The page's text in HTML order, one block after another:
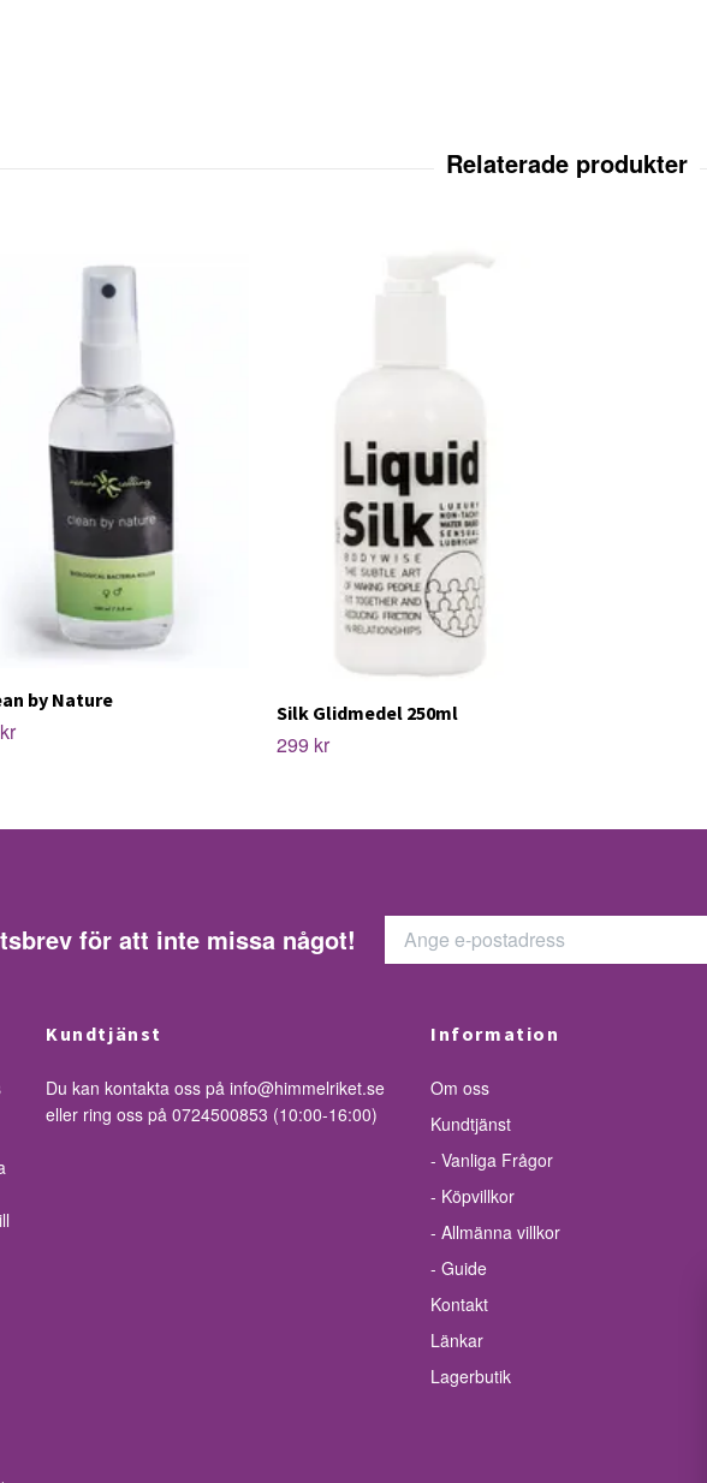
by Nature
Silk Glidmedel 250ml
299 kr
för att inte missa något!
Kundtjänst
Du kan kontakta oss på info@himmelriket.se
eller ring oss på 0724500853 (10:00-16:00)
Information
Om oss
Kundtjänst
- Vanliga Frågor
- Köpvillkor
- Allmänna villkor
- Guide
Kontakt
Länkar
Lagerbutik